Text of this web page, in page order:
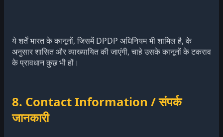
ये शर्तें भारत के कानूनों, जिसमें DPDP अधिनियम भी शामिल है, के
अनुसार शासित और व्याख्यायित की जाएंगी, चाहे उसके कानूनों के टकराव
के प्रावधान कुछ भी हों।
8. Contact Information / संपर्क
जानकारी